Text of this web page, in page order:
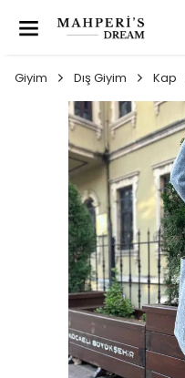
Giyim Dış Giyim Kap